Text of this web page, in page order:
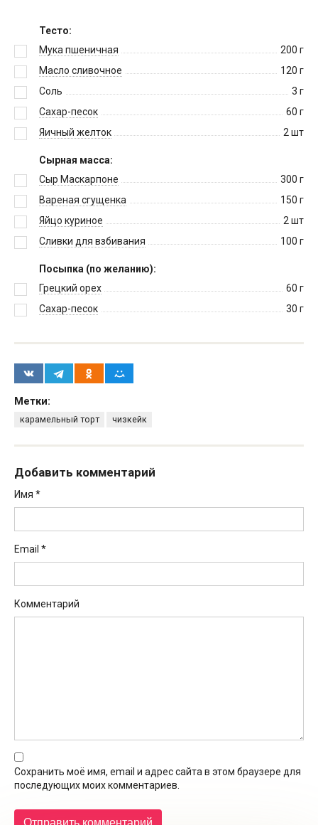
Тесто:
Мука пшеничная
200 г
Масло сливочное
120 г
Соль
3 г
Сахар-песок
60 г
Яичный желток
2шт
Сырная масса:
Сыр Маскарпоне
300 г
Вареная сгущенка
150 г
Яйцо куриное
2шт
Сливки для взбивания
100 г
Посыпка (по желанию):
Грецкий орех
60 г
Сахар-песок
30 г
Метки:
карамельный торт чизкейк
Добавить комментарий
Имя *
Email *
Комментарий
Сохранить моё имя, email и адрес сайта в этом браузере для
последующих моих комментариев.